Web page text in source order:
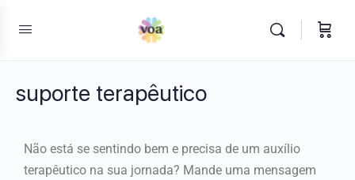
suporte terapêutico
Não está se sentindo bem e precisa de um auxílio
terapêutico na sua jornada? Mande uma mensagem